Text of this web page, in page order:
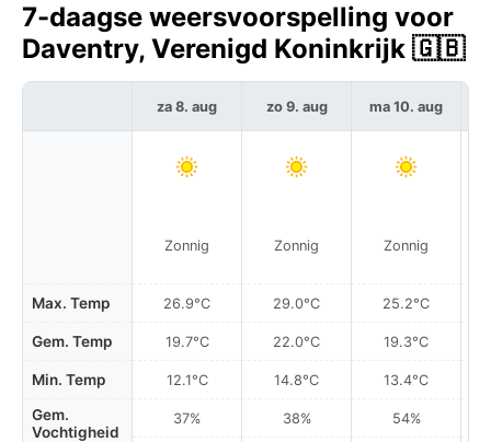
7-daagse weersvoorspelling voor
Daventry, Verenigd Koninkrijk 🇬🇧
Max. Temp
Gem. Temp
Min. Temp
Gem.
Vochtigheid
za 8. aug
Zonnig
26.9°C
19.7°C
12.1°C
37%
zo 9. aug
Zonnig
29.0°C
22.0°C
14.8°C
38%
ma 10. aug
Zonnig
25.2°C
19.3°C
13.4°C
54%